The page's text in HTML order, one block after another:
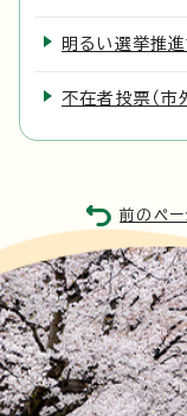
明るい選挙推
不在者投票（市
前のペー